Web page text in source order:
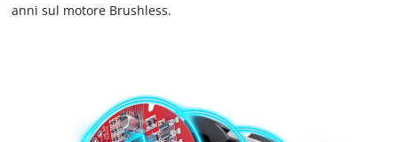
anni sul motore Brushless.